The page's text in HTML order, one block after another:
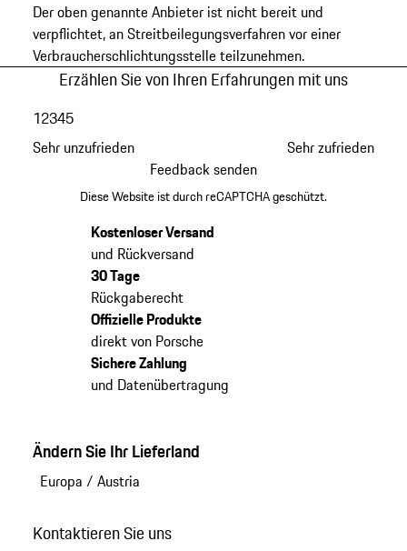
Der oben genannte Anbieter ist nicht bereit und
verpflichtet, an Streitbeilegungsverfahren vor einer
Verbraucherschlichtungsstelle teilzunehmen.
Erzählen Sie von Ihren Erfahrungen mit uns
Sehr unzufrieden
12345
Sehr zufrieden
Feedback senden
Diese Website ist durch reCAPTCHA geschützt.
Kostenloser Versand
und Rückversand
30 Tage
Rückgaberecht
Offizielle Produkte
direkt von Porsche
Sichere Zahlung
und Datenübertragung
Ändern Sie Ihr Lieferland
Europa / Austria
Kontaktieren Sie uns